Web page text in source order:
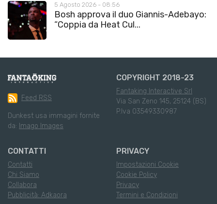
5 Agosto 2026 - 08:56
Bosh approva il duo Giannis-Adebayo:
“Coppia da Heat Cul...
Feed RSS
Dunkest usa immagini fornite
da: Imago Images
COPYRIGHT 2018-23
Fantaking Interactive Srl
Via San Zeno 145, 25124 (BS)
P.Iva 03549330987
CONTATTI
Contatti
Chi Siamo
Collabora
Pubblicità: Adkaora
PRIVACY
Impostazioni Cookie
Cookie Policy
Privacy
Termini e Condizioni